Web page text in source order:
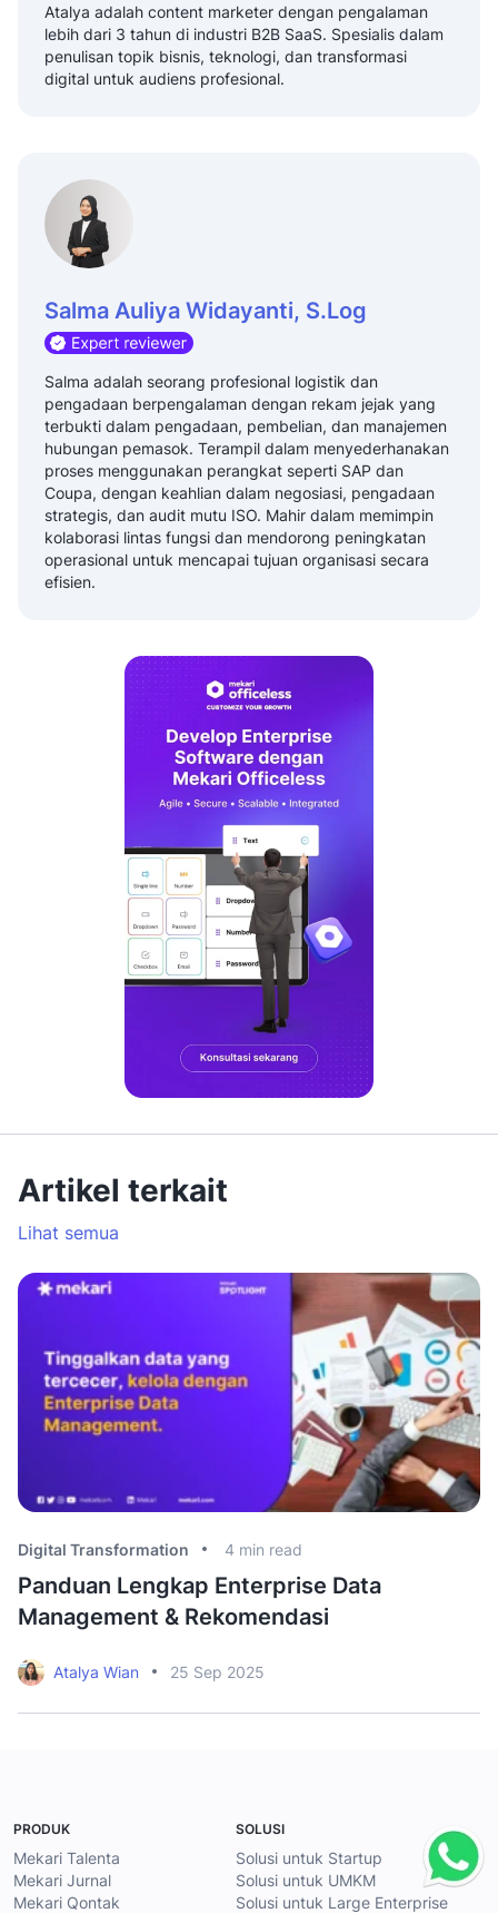
Atalya adalah content marketer dengan pengalaman
lebih dari 3 tahun di industri B2B SaaS. Spesialis dalam
penulisan topik bisnis, teknologi, dan transformasi
digital untuk audiens profesional.
Salma Auliya Widayanti, S.Log
Salma adalah seorang profesional logistik dan
pengadaan berpengalaman dengan rekam jejak yang
terbukti dalam pengadaan, pembelian, dan manajemen
hubungan pemasok. Terampil dalam menyederhanakan
proses menggunakan perangkat seperti SAP dan
Coupa, dengan keahlian dalam negosiasi, pengadaan
strategis, dan audit mutu ISO. Mahir dalam memimpin
kolaborasi lintas fungsi dan mendorong peningkatan
operasional untuk mencapai tujuan organisasi secara
efisien.
Artikel terkait
Lihat semua
Digital Transformation 4 min read
Panduan Lengkap Enterprise Data
Management & Rekomendasi
Atalya Wian 25 Sep 2025
PRODUK
Mekari Talenta
Mekari Jurnal
Mekari Qontak
SOLUSI
Solusi untuk Startup
Solusi untuk UMKM
Solusi untuk Large Enterprise